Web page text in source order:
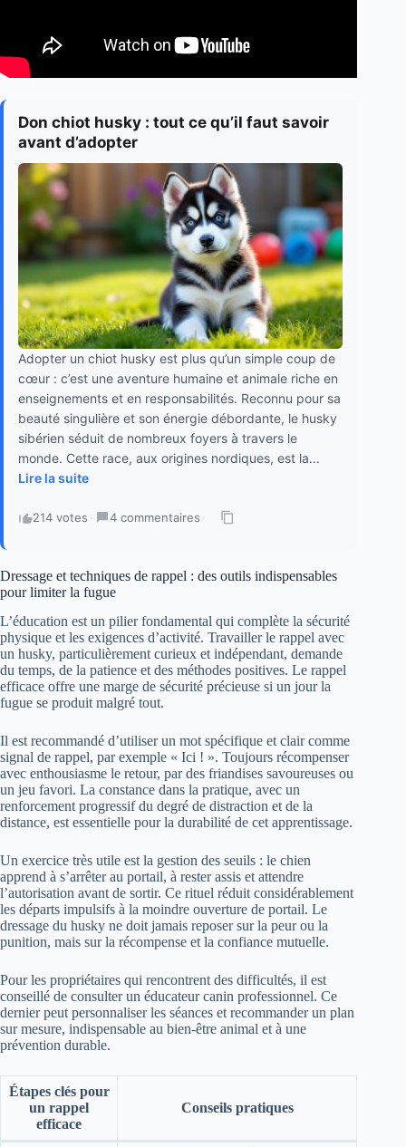
Don chiot husky : tout ce qu’il faut savoir
avant d’adopter
Adopter un chiot husky est plus qu’un simple coup de
cœur : c’est une aventure humaine et animale riche en
enseignements et en responsabilités. Reconnu pour sa
beauté singulière et son énergie débordante, le husky
sibérien séduit de nombreux foyers à travers le
monde. Cette race, aux origines nordiques, est la...
Lire la suite
214 votes · 4 commentaires ·
Dressage et techniques de rappel : des outils indispensables
pour limiter la fugue
L’éducation est un pilier fondamental qui complète la sécurité
physique et les exigences d’activité. Travailler le rappel avec
un husky, particulièrement curieux et indépendant, demande
du temps, de la patience et des méthodes positives. Le rappel
efficace offre une marge de sécurité précieuse si un jour la
fugue se produit malgré tout.
Il est recommandé d’utiliser un mot spécifique et clair comme
signal de rappel, par exemple « Ici ! ». Toujours récompenser
avec enthousiasme le retour, par des friandises savoureuses ou
un jeu favori. La constance dans la pratique, avec un
renforcement progressif du degré de distraction et de la
distance, est essentielle pour la durabilité de cet apprentissage.
Un exercice très utile est la gestion des seuils : le chien
apprend à s’arrêter au portail, à rester assis et attendre
l’autorisation avant de sortir. Ce rituel réduit considérablement
les départs impulsifs à la moindre ouverture de portail. Le
dressage du husky ne doit jamais reposer sur la peur ou la
punition, mais sur la récompense et la confiance mutuelle.
Pour les propriétaires qui rencontrent des difficultés, il est
conseillé de consulter un éducateur canin professionnel. Ce
dernier peut personnaliser les séances et recommander un plan
sur mesure, indispensable au bien-être animal et à une
prévention durable.
Étapes clés pour
un rappel
efficace
Conseils pratiques